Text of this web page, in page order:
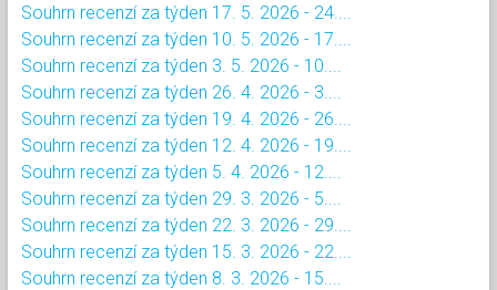
Souhrn recenzí za týden 17. 5. 2026 - 24....
Souhrn recenzí za týden 10. 5. 2026 - 17....
Souhrn recenzí za týden 3. 5. 2026 - 10....
Souhrn recenzí za týden 26. 4. 2026 - 3....
Souhrn recenzí za týden 19. 4. 2026 - 26....
Souhrn recenzí za týden 12. 4. 2026 - 19....
Souhrn recenzí za týden 5. 4. 2026 - 12....
Souhrn recenzí za týden 29. 3. 2026 - 5....
Souhrn recenzí za týden 22. 3. 2026 - 29....
Souhrn recenzí za týden 15. 3. 2026 - 22....
Souhrn recenzí za týden 8. 3. 2026 - 15....